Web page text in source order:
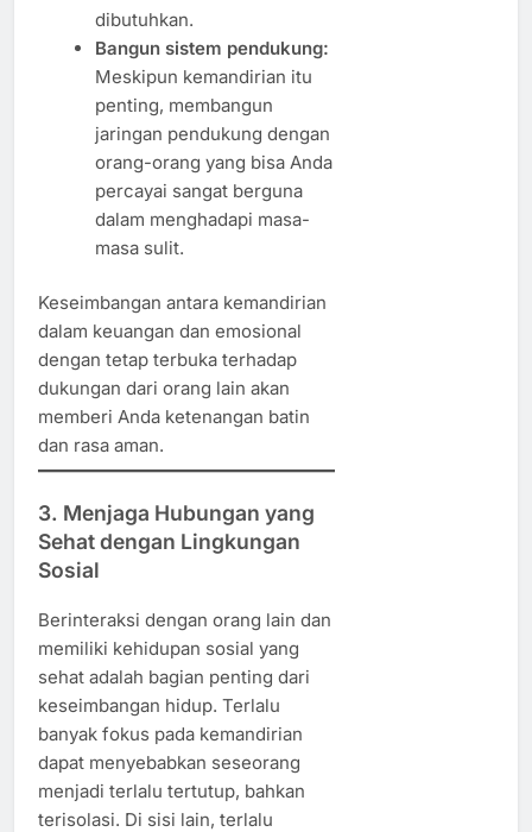
dibutuhkan.
Bangun sistem pendukung:
Meskipun kemandirian itu
penting, membangun
jaringan pendukung dengan
orang-orang yang bisa Anda
percayai sangat berguna
dalam menghadapi masa-
masa sulit.
Keseimbangan antara kemandirian
dalam keuangan dan emosional
dengan tetap terbuka terhadap
dukungan dari orang lain akan
memberi Anda ketenangan batin
dan rasa aman.
3. Menjaga Hubungan yang
Sehat dengan Lingkungan
Sosial
Berinteraksi dengan orang lain dan
memiliki kehidupan sosial yang
sehat adalah bagian penting dari
keseimbangan hidup. Terlalu
banyak fokus pada kemandirian
dapat menyebabkan seseorang
menjadi terlalu tertutup, bahkan
terisolasi. Di sisi lain, terlalu